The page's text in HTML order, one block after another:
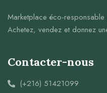
Marketplace éco-
Achetez, vendez et donnez
Contacter-nous
(+216) 51421099